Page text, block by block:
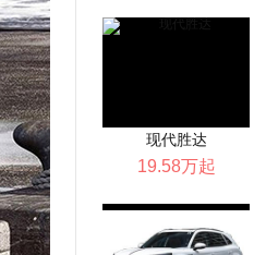
现代胜达
19.58万起